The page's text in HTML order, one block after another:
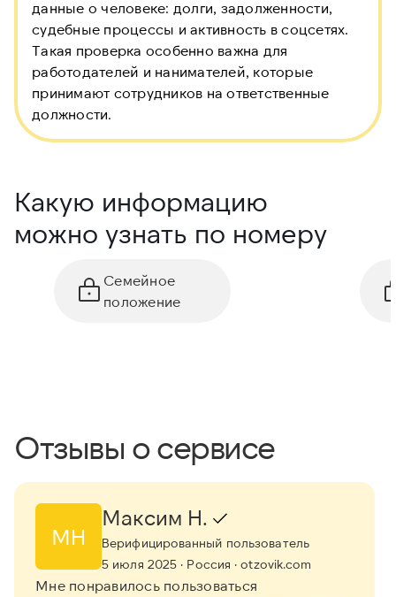
данные о человеке: долги, задолженности,
судебные процессы и активность в соцсетях.
Такая проверка особенно важна для
работодателей и нанимателей, которые
принимают сотрудников на ответственные
должности.
Какую информацию
можно узнать по номеру
Семейное
положение
Отзывы о сервисе
МН
Максим Н.
Верифицированный пользователь
5 июля 2025 · Россия · otzovik.com
Мне понравилось пользоваться